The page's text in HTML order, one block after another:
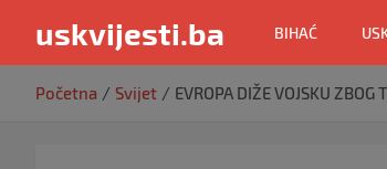
uskvijesti.ba BIHAĆ
Početna Svijet EVROPA DIŽE VOJSKU